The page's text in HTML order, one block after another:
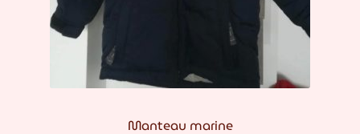
Manteau marine